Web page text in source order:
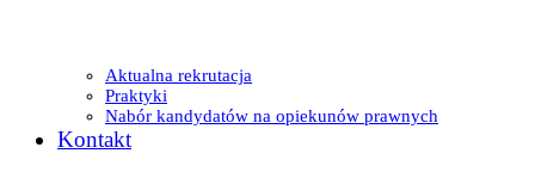
Aktualna rekrutacja
Praktyki
Nabór kandydatów na opiekunów prawnych
Kontakt